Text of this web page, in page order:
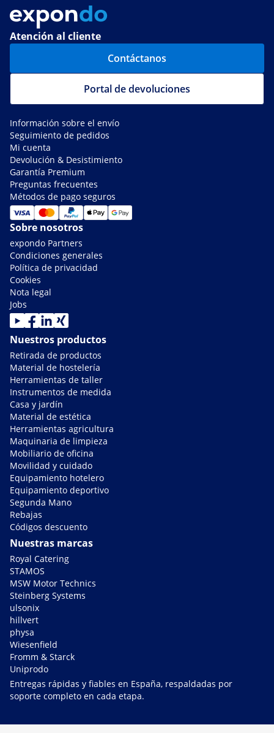
Atención al cliente
Contáctanos
Portal de devoluciones
Información sobre el envío
Seguimiento de pedidos
Mi cuenta
Devolución & Desistimiento
Garantía Premium
Preguntas frecuentes
Métodos de pago seguros
Sobre nosotros
expondo Partners
Condiciones generales
Política de privacidad
Cookies
Nota legal
Jobs
Nuestros productos
Retirada de productos
Material de hostelería
Herramientas de taller
Instrumentos de medida
Casa y jardín
Material de estética
Herramientas agricultura
Maquinaria de limpieza
Mobiliario de oficina
Movilidad y cuidado
Equipamiento hotelero
Equipamiento deportivo
Segunda Mano
Rebajas
Códigos descuento
Nuestras marcas
Royal Catering
STAMOS
MSW Motor Technics
Steinberg Systems
ulsonix
hillvert
physa
Wiesenfield
Fromm & Starck
Uniprodo
Entregas rápidas y fiables en España, respaldadas por
soporte completo en cada etapa.